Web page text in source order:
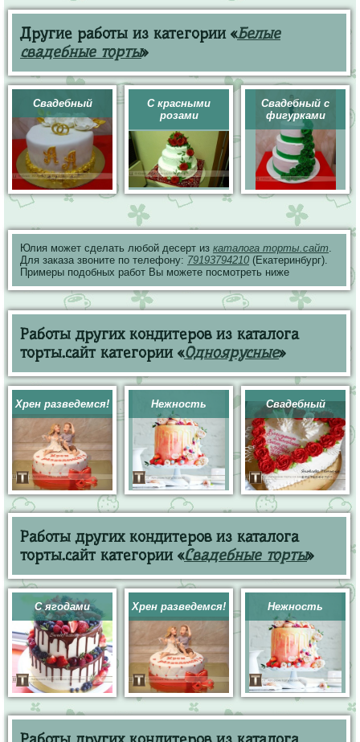
Другие работы из категории «Белые
свадебные торты»
Свадебный
С красными
розами
Свадебный с
фигурками
Юлия может сделать любой десерт из каталога торты.сайт.
Для заказа звоните по телефону: 79193794210 (Екатеринбург).
Примеры подобных работ Вы можете посмотреть ниже
Работы других кондитеров из каталога
торты.сайт категории «Одноярусные»
Хрен разведемся! Нежность Свадебный
Работы других кондитеров из каталога
торты.сайт категории «Свадебные торты»
С ягодами Хрен разведемся! Нежность